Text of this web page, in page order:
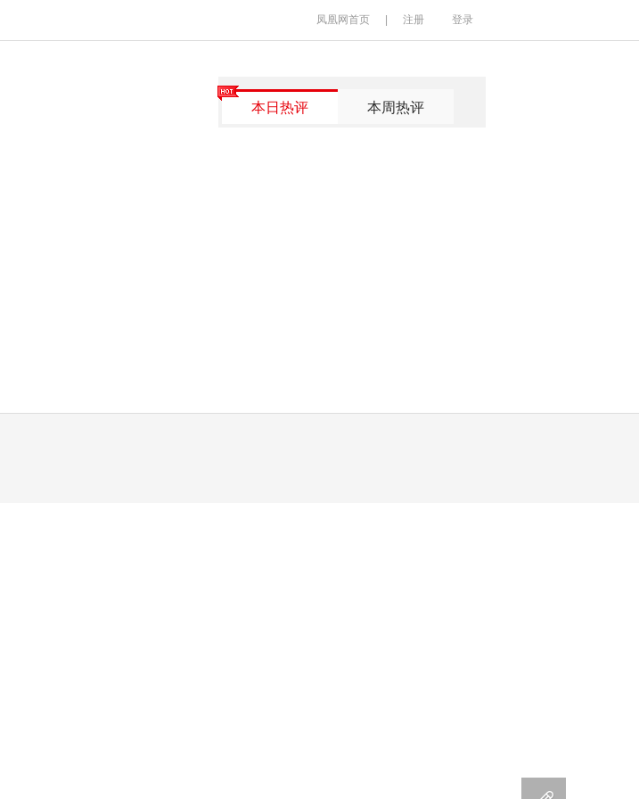
凤凰网首页 注册 登录
本日热评 本周热评